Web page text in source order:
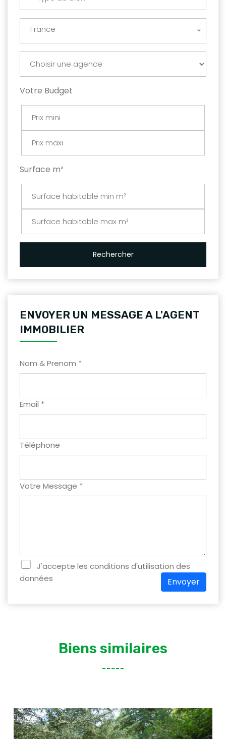
France
Votre Budget
Surface m²
Rechercher
ENVOYER UN MESSAGE A L'AGENT
IMMOBILIER
Nom & Prenom *
Email *
Téléphone
Votre Message *
J'accepte les conditions d'utilisation des
données
Envoyer
Biens similaires